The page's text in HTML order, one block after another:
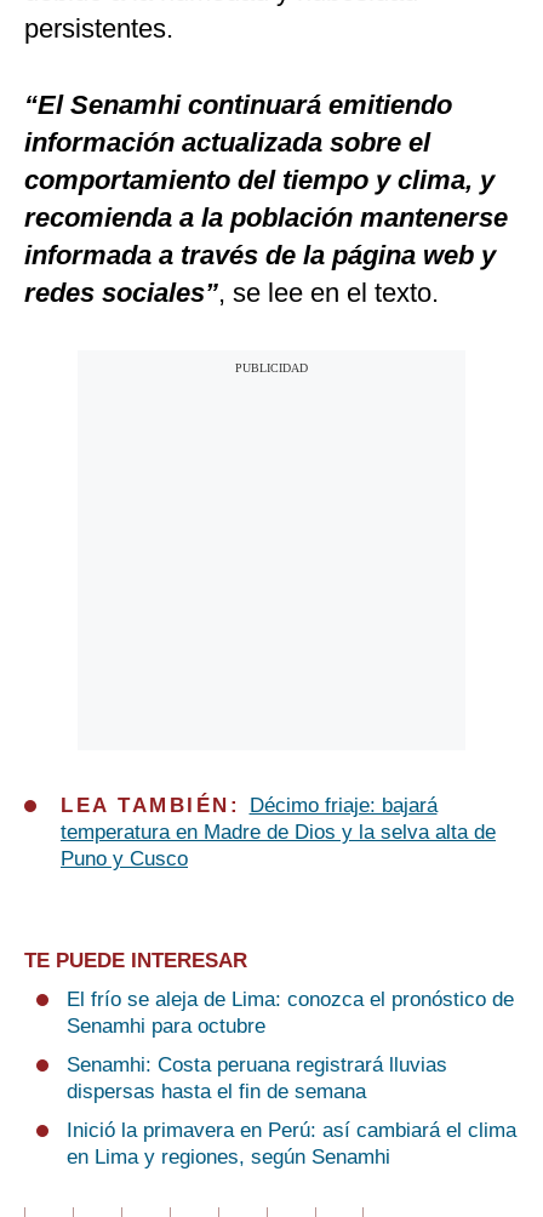
persistentes.
“El Senamhi continuará emitiendo
información actualizada sobre el
comportamiento del tiempo y clima, y
recomienda a la población mantenerse
informada a través de la página web y
redes sociales”, se lee en el texto.
LEA TAMBIÉN:
Décimo friaje: bajará
temperatura en Madre de Dios y la selva alta de
Puno y Cusco
TE PUEDE INTERESAR
El frío se aleja de Lima: conozca el pronóstico de
Senamhi para octubre
Senamhi: Costa peruana registrará lluvias
dispersas hasta el fin de semana
Inició la primavera en Perú: así cambiará el clima
en Lima y regiones, según Senamhi